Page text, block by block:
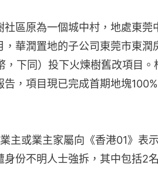
培向《香港01》表示，他在火煉
家鄉的銀樹路20號投資建成一
層物業。